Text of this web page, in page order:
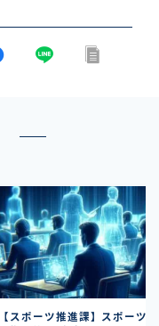
【スポーツ推進課】スポーツ